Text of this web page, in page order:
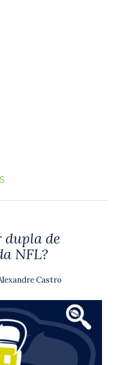
dupla de
NFL?
Castro